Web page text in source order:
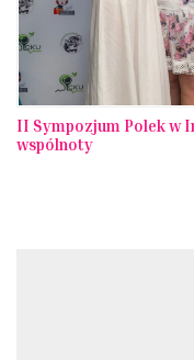
II Sympozjum Polek w
wspólnoty